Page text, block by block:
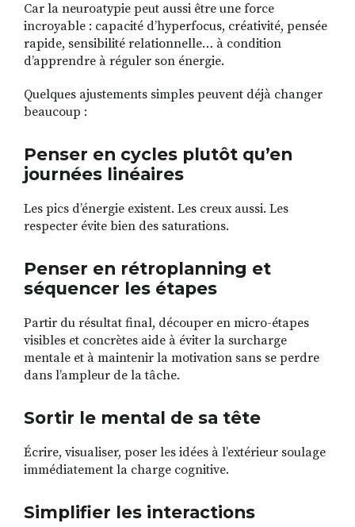
Car la neuroatypie peut aussi être une force
incroyable : capacité d’hyperfocus, créativité, pensée
rapide, sensibilité relationnelle… à condition
d’apprendre à réguler son énergie.
Quelques ajustements simples peuvent déjà changer
beaucoup :
Penser en cycles plutôt qu’en
journées linéaires
Les pics d’énergie existent. Les creux aussi. Les
respecter évite bien des saturations.
Penser en rétroplanning et
séquencer les étapes
Partir du résultat final, découper en micro-étapes
visibles et concrètes aide à éviter la surcharge
mentale et à maintenir la motivation sans se perdre
dans l’ampleur de la tâche.
Sortir le mental de sa tête
Écrire, visualiser, poser les idées à l’extérieur soulage
immédiatement la charge cognitive.
Simplifier les interactions